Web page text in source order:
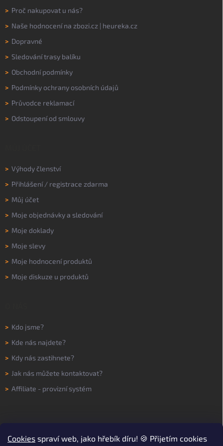
Cookies spraví web, jako hřebík díru! 🍪 Přijetím cookies
> Proč nakupovat u nás?
> Naše hodnocení na zbozi.cz | heureka.cz
> Dopravné
> Sledování trasy balíku
> Obchodní podmínky
> Podmínky ochrany osobních údajů
> Průvodce reklamací
> Odstoupení od smlouvy
> Výhody členství
> Přihlášení/ registrace zdarma
> Můj účet
> Moje objednávky a sledování
> Moje doklady
> Moje slevy
> Moje hodnocení produktů
> Moje diskuze u produktů
> Kdo jsme?
> Kde nás najdete?
> Kdy nás zastihnete?
> Jak nás můžete kontaktovat?
> Affiliate - provizní systém